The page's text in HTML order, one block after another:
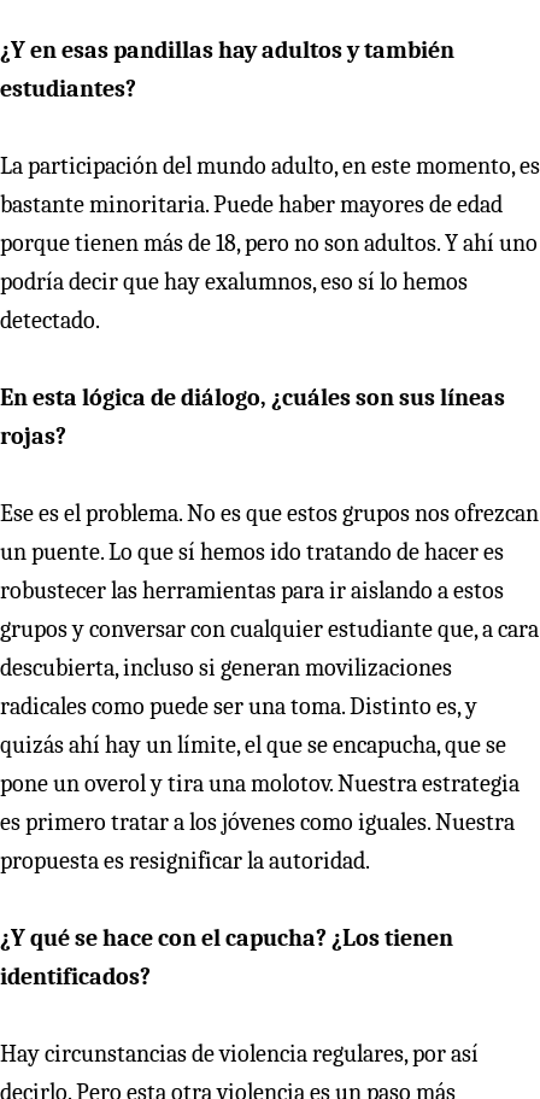
¿Y en esas pandillas hay adultos y también
estudiantes?
La participación del mundo adulto, en este momento, es
bastante minoritaria. Puede haber mayores de edad
porque tienen más de 18, pero no son adultos. Y ahí uno
podría decir que hay exalumnos, eso sí lo hemos
detectado.
En esta lógica de diálogo, ¿cuáles son sus líneas
rojas?
Ese es el problema. No es que estos grupos nos ofrezcan
un puente. Lo que sí hemos ido tratando de hacer es
robustecer las herramientas para ir aislando a estos
grupos y conversar con cualquier estudiante que, a cara
descubierta, incluso si generan movilizaciones
radicales como puede ser una toma. Distinto es, y
quizás ahí hay un límite, el que se encapucha, que se
pone un overol y tira una molotov. Nuestra estrategia
es primero tratar a los jóvenes como iguales. Nuestra
propuesta es resignificar la autoridad.
¿Y qué se hace con el capucha? ¿Los tienen
identificados?
Hay circunstancias de violencia regulares, por así
decirlo. Pero esta otra violencia es un paso más